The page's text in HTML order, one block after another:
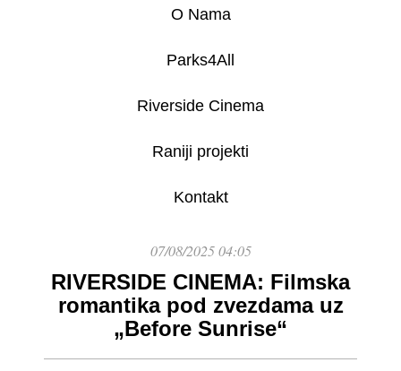
O Nama
Parks4All
Riverside Cinema
Raniji projekti
Kontakt
07/08/2025 04:05
RIVERSIDE CINEMA: Filmska
romantika pod zvezdama uz
„Before Sunrise“